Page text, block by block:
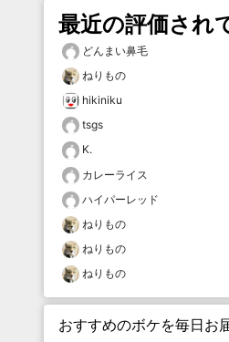
最近の評価され
どんまい鼻毛
ねりもの
hikiniku
tsgs
K.
カレーライス
ハイパーレッド
ねりもの
ねりもの
ねりもの
おすすめのボケを毎日お